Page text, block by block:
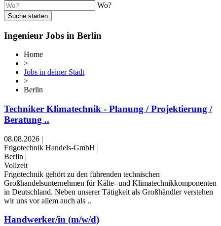
Wo?
Suche starten
Ingenieur Jobs in Berlin
Home
>
Jobs in deiner Stadt
>
Berlin
Techniker Klimatechnik - Planung / Projektierung /
Beratung ..
08.08.2026 |
Frigotechnik Handels-GmbH |
Berlin |
Vollzeit
Frigotechnik gehört zu den führenden technischen
Großhandelsunternehmen für Kälte- und Klimatechnikkomponenten
in Deutschland. Neben unserer Tätigkeit als Großhändler verstehen
wir uns vor allem auch als ..
Handwerker/in (m/w/d)